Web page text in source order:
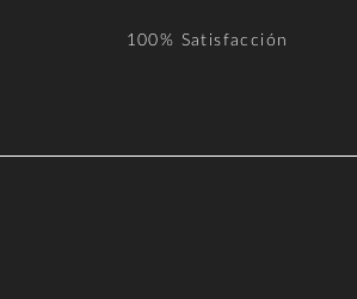
100% Satisfacción